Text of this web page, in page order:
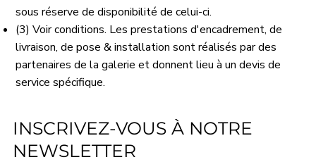
sous réserve de disponibilité de celui-ci.
(3) Voir conditions. Les prestations d'encadrement, de
livraison, de pose & installation sont réalisés par des
partenaires de la galerie et donnent lieu à un devis de
service spécifique.
INSCRIVEZ-VOUS À NOTRE
NEWSLETTER